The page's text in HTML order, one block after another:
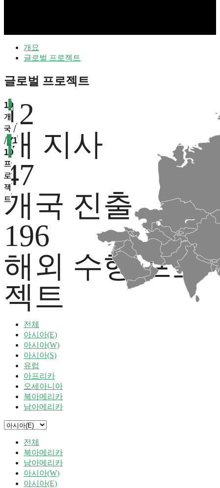
개요
글로벌 프로젝트
글로벌 프로젝트
남
아
메
리
카
5
개
국
/
8
프
로
젝
트
10
개
국
/
20
프
로
젝
트
유
럽
북
아
메
리
카
6
개
국
/
7
프
로
젝
트
아
시
아
아
프
리
카
1
개
국
/
1
프
로
젝
트
29
개
국 /
171
프
로
젝
트
오
세
아
니
아
1
개
국
/
1
프
로
젝
트
남
아
메
리
카
5
개
국
/
8
프
로
젝
트
10
개
국
/
20
프
로
젝
트
유
럽
북
아
메
리
카
6
개
국
/
7
프
로
젝
트
아
시
아
아
프
리
카
1
개
국
/
1
프
로
젝
트
29
개
국 /
171
프
로
젝
트
오
세
아
니
아
1
개
국
/
1
프
로
젝
트
남
아
메
리
카
5
개
국
/
8
프
로
젝
트
10
개
국
/
20
프
로
젝
트
유
럽
북
아
메
리
카
6
개
국
/
7
프
로
젝
트
아
시
아
아
프
리
카
1
개
국
/
1
프
로
젝
트
29
개
국 /
171
프
로
젝
트
오
세
아
니
아
1
개
국
/
1
프
로
젝
트
남
아
메
리
카
5
개
국
/
8
프
로
젝
트
10
개
국
/
20
프
로
젝
트
유
럽
북
아
메
리
카
6
개
국
/
7
프
로
젝
트
아
시
아
아
프
리
카
1
개
국
/
1
프
로
젝
트
29
개
국 /
171
프
로
젝
트
오
세
아
니
아
1
개
국
/
1
프
로
젝
트
남
아
메
리
카
5
개
국
/
8
프
로
젝
트
10
개
국
/
20
프
로
젝
트
유
럽
북
아
메
리
카
6
개
국
/
7
프
로
젝
트
아
시
아
아
프
리
카
1
개
국
/
1
프
로
젝
트
29
개
국 /
171
프
로
젝
트
오
세
아
니
아
1
개
국
/
1
프
로
젝
트
남
아
메
리
카
5
개
국
/
8
프
로
젝
트
10
개
국
/
20
프
로
젝
트
유
럽
북
아
메
리
카
6
개
국
/
7
프
로
젝
트
아
시
아
아
프
리
카
1
개
국
/
1
프
로
젝
트
29
개
국 /
171
프
로
젝
트
오
세
아
니
아
1
개
국
/
1
프
로
젝
트
12
개 지사
47
개국 진출
196
해외 수행 프로
젝트
전체
아시아(E)
아시아(W)
아시아(S)
유럽
아프리카
오세아니아
북아메리카
남아메리카
전체
북아메리카
남아메리카
아시아(W)
아시아(E)